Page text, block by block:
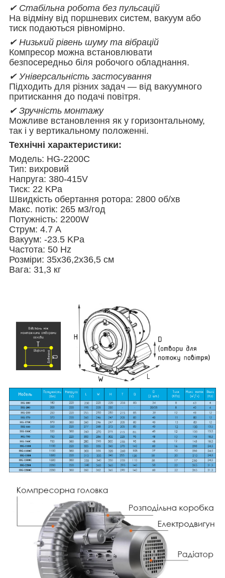
✔ Стабільна робота без пульсацій
На відміну від поршневих систем, вакуум або
тиск подаються рівномірно.
✔ Низький рівень шуму та вібрацій
Компресор можна встановлювати
безпосередньо біля робочого обладнання.
✔ Універсальність застосування
Підходить для різних задач — від вакуумного
притискання до подачі повітря.
✔ Зручність монтажу
Можливе встановлення як у горизонтальному,
так і у вертикальному положенні.
Технічні характеристики:
Модель: HG-2200С
Тип: вихровий
Напруга: 380-415V
Тиск: 22 KPa
Швидкість обертання ротора: 2800 об/хв
Макс. потік: 265 м3/год
Потужність: 2200W
Струм: 4.7 A
Вакуум: -23.5 KPa
Частота: 50 Hz
Розміри: 35х36,2х36,5 см
Вага: 31,3 кг